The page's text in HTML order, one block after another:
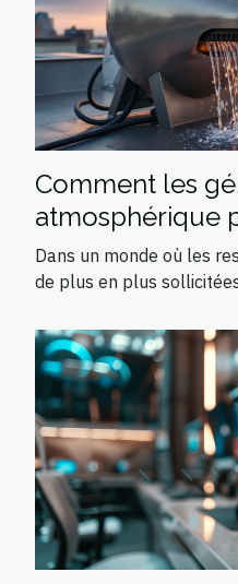
Comment les
atmosphérique
révolutionner
potable
Dans un monde où les
de plus en plus